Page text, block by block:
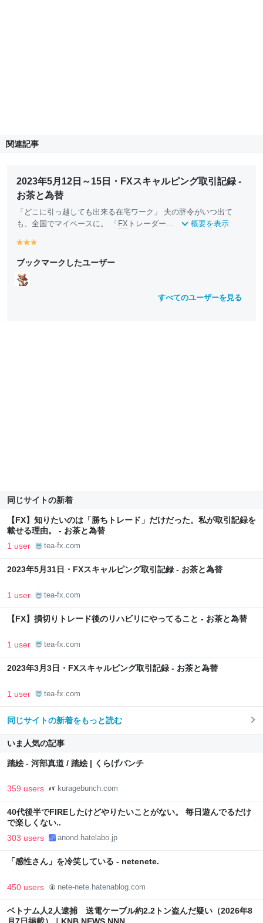
関連記事
2023年5月12日～15日・FXスキャルピング取引記録 -
お茶と為替
「どこに引っ越しても出来る在宅ワーク」 夫の辞令がいつ出て
も、全国でマイペースに。 「 FX トレーダー... 概要を表示
y
ll
o
w
y
ll
o
w
ll
ブックマークしたユーザー
すべてのユーザーを見る
同じサイトの新着
【FX】知りたいのは「勝ちトレード」だけだった。私が取引記録を
載せる理由。 - お茶と為替
1 user tea-fx.com
2023年5月31日・FXスキャルピング取引記録 - お茶と為替
1 user tea-fx.com
【FX】損切りトレード後のリハビリにやってること - お茶と為替
1 user tea-fx.com
2023年3月3日・FXスキャルピング取引記録 - お茶と為替
1 user tea-fx.com
同じサイトの新着をもっと読む
いま人気の記事
踏絵 - 河部真道 / 踏絵 | くらげバンチ
359 users kuragebunch.com
40代後半でFIREしたけどやりたいことがない。 毎日遊んでるだけ
で楽しくない..
303 users anond.hatelabo.jp
「感性さん」を冷笑している - netenete.
450 users nete-nete.hatenablog.com
ベトナム人2人逮捕 送電ケーブル約2.2トン盗んだ疑い（2026年8